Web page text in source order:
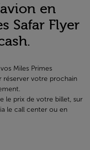
en
Safar Flyer
Miles Primes
réserver votre prochain
le prix de votre billet, sur
le call center ou en